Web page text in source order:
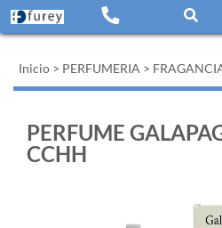
Inicio > PERFUMERIA >
PERFUME
CCHH